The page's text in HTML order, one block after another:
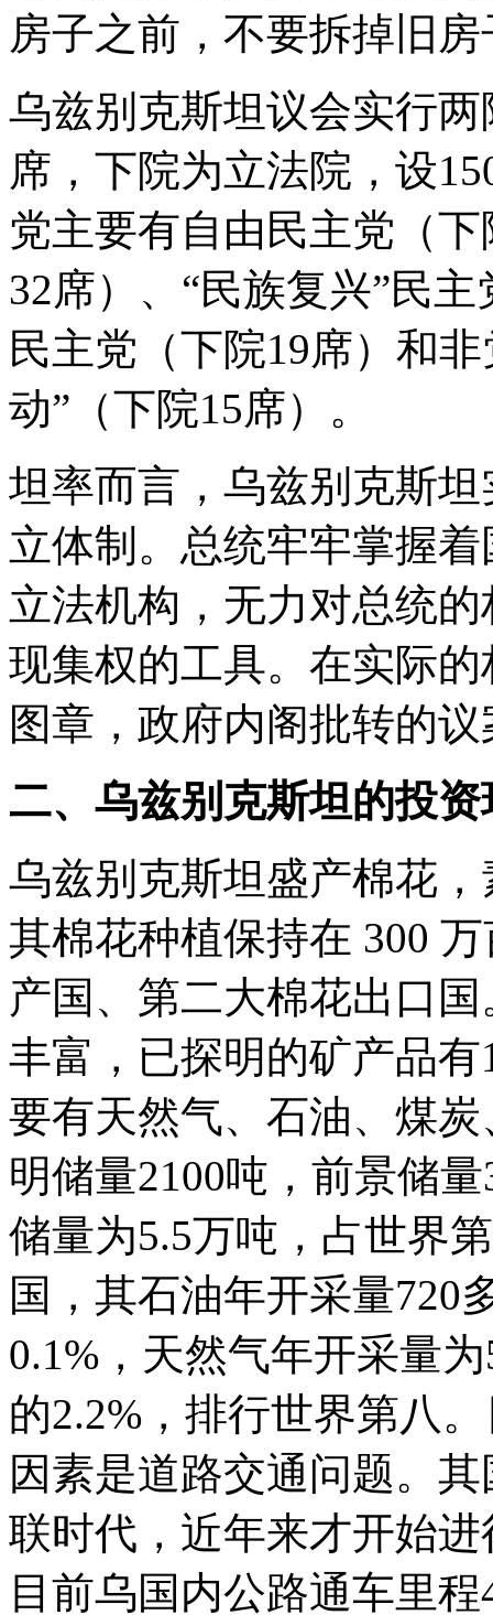
房子之前，不要拆掉旧房
乌兹别克斯坦议会实行
席，下院为立法院，设
党主要有自由民主党（
32席）、“民族复兴”民
民主党（下院19席）和
动”（下院15席）。
坦率而言，乌兹别克斯
立体制。总统牢牢掌握
立法机构，无力对总统
现集权的工具。在实际
图章，政府内阁批转的
二、乌兹别克斯坦的投
乌兹别克斯坦盛产棉花
其棉花种植保持在 300
产国、第二大棉花出口
丰富，已探明的矿产品
要有天然气、石油、煤
明储量2100吨，前景储
储量为5.5万吨，占世界
国，其石油年开采量720
0.1%，天然气年开采量
的2.2%，排行世界第八
因素是道路交通问题。
联时代，近年来才开始
目前乌国内公路通车里